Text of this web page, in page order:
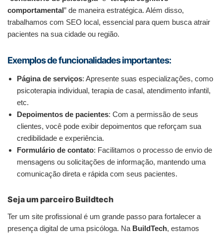
comportamental” de maneira estratégica. Além disso,
trabalhamos com SEO local, essencial para quem busca atrair
pacientes na sua cidade ou região.
Exemplos de funcionalidades importantes:
Página de serviços: Apresente suas especializações, como
psicoterapia individual, terapia de casal, atendimento infantil,
etc.
Depoimentos de pacientes: Com a permissão de seus
clientes, você pode exibir depoimentos que reforçam sua
credibilidade e experiência.
Formulário de contato: Facilitamos o processo de envio de
mensagens ou solicitações de informação, mantendo uma
comunicação direta e rápida com seus pacientes.
Seja um parceiro Buildtech
Ter um site profissional é um grande passo para fortalecer a
presença digital de uma psicóloga. Na BuildTech, estamos